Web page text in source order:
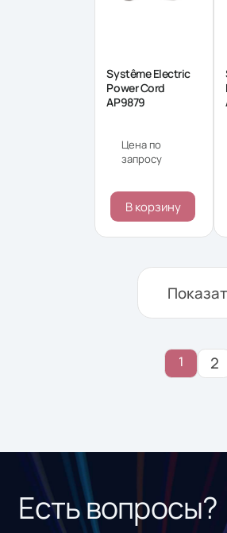
Systême Electric
Power Cord
AP9879
Цена по
запросу
В корзину
1 2
Есть вопросы?